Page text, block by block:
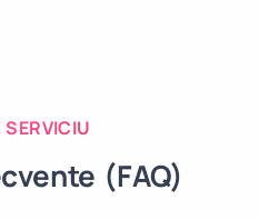
SERVICIU
(FAQ)